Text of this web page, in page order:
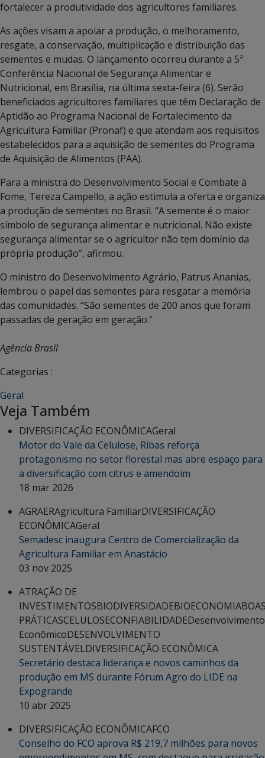
fortalecer a produtividade dos agricultores familiares.
As ações visam a apoiar a produção, o melhoramento,
resgate, a conservação, multiplicação e distribuição das
sementes e mudas. O lançamento ocorreu durante a 5ª
Conferência Nacional de Segurança Alimentar e
Nutricional, em Brasília, na última sexta-feira (6). Serão
beneficiados agricultores familiares que têm Declaração de
Aptidão ao Programa Nacional de Fortalecimento da
Agricultura Familiar (Pronaf) e que atendam aos requisitos
estabelecidos para a aquisição de sementes do Programa
de Aquisição de Alimentos (PAA).
Para a ministra do Desenvolvimento Social e Combate à
Fome, Tereza Campello, a ação estimula a oferta e organiza
a produção de sementes no Brasil. “A semente é o maior
símbolo de segurança alimentar e nutricional. Não existe
segurança alimentar se o agricultor não tem domínio da
própria produção”, afirmou.
O ministro do Desenvolvimento Agrário, Patrus Ananias,
lembrou o papel das sementes para resgatar a memória
das comunidades. “São sementes de 200 anos que foram
passadas de geração em geração.”
Agência Brasil
Categorias :
Geral
Veja Também
DIVERSIFICAÇÃO ECONÔMICAGeral
Motor do Vale da Celulose, Ribas reforça
protagonismo no setor florestal mas abre espaço para
a diversificação com citrus e amendoim
18 mar 2026
AGRAERAgricultura FamiliarDIVERSIFICAÇÃO
ECONÔMICAGeral
Semadesc inaugura Centro de Comercialização da
Agricultura Familiar em Anastácio
03 nov 2025
ATRAÇÃO DE
INVESTIMENTOSBIODIVERSIDADEBIOECONOMIA
PRÁTICASCELULOSECONFIABILIDADEDesenvolvimento
EconômicoDESENVOLVIMENTO
SUSTENTÁVELDIVERSIFICAÇÃO ECONÔMICA
Secretário destaca liderança e novos caminhos da
produção em MS durante Fórum Agro do LIDE na
Expogrande
10 abr 2025
DIVERSIFICAÇÃO ECONÔMICAFCO
Conselho do FCO aprova R$ 219,7 milhões para novos